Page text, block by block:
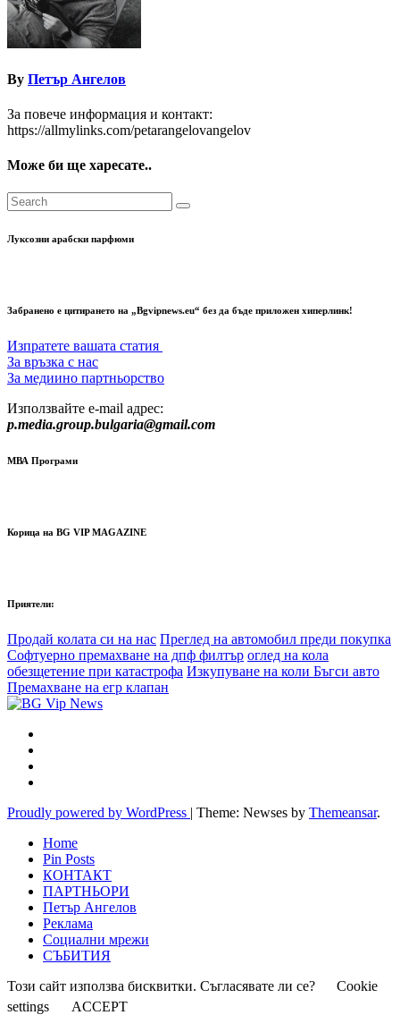
By Петър Ангелов
За повече информация и контакт:
https://allmylinks.com/petarangelovangelov
Може би ще харесате..
Луксозни арабски парфюми
Забранено е цитирането на „Bgvipnews.eu“ без да бъде приложен хиперлинк!
Изпратете вашата статия
За връзка с нас
За медиино партньорство
Използвайте e-mail адрес:
p.media.group.bulgaria@gmail.com
МВА Програми
Корица на BG VIP MAGAZINE
Приятели:
Продай колата си на нас Преглед на автомобил преди покупка
Софтуерно премахване на дпф филтър оглед на кола
обезщетение при катастрофа Изкупуване на коли Бъгси авто
Премахване на егр клапан
Proudly powered by WordPress | Theme: Newses by Themeansar.
Home
Pin Posts
КОНТАКТ
ПАРТНЬОРИ
Петър Ангелов
Реклама
Социални мрежи
СЪБИТИЯ
Този сайт използва бисквитки. Съгласявате ли се?
Cookie
settings
ACCEPT